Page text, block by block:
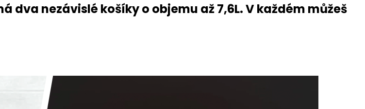
nezávislé košíky o objemu až 7,6L. V každém můžeš